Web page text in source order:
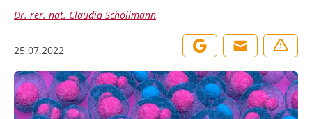
Dr. rer. nat. Claudia Schöllmann
25.07.2022